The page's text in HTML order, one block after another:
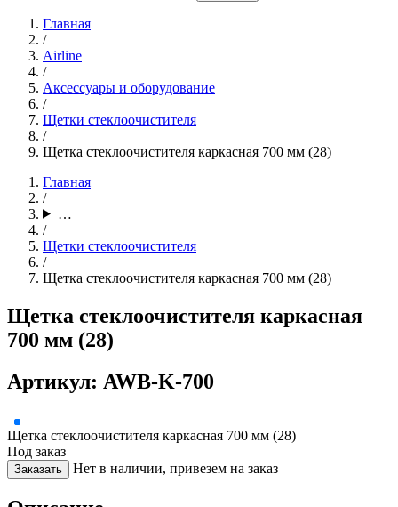
Главная
/
Airline
/
Аксессуары и оборудование
/
Щетки стеклоочистителя
/
Щетка стеклоочистителя каркасная 700 мм (28)
Главная
/
…
/
Щетки стеклоочистителя
/
Щетка стеклоочистителя каркасная 700 мм (28)
Щетка стеклоочистителя каркасная
700 мм (28)
Артикул: AWB-K-700
Щетка стеклоочистителя каркасная 700 мм (28)
Под заказ
Заказать Нет в наличии, привезем на заказ